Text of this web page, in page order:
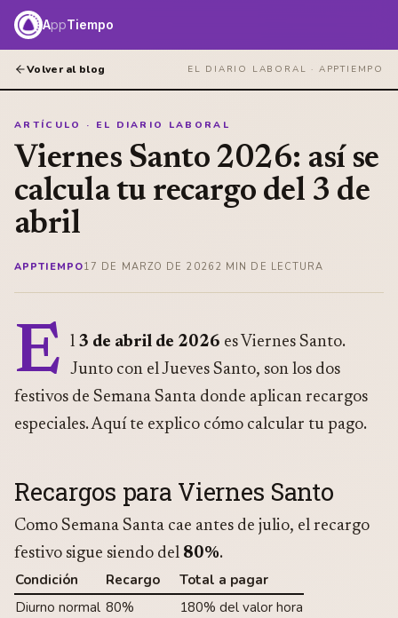
AppTiempo
Volver al blog EL DIARIO LABORAL · APPTIEMPO
ARTÍCULO · EL DIARIO LABORAL
Viernes Santo 2026: así se
calcula tu recargo del 3 de
abril
APPTIEMPO17 DE MARZO DE 2026 2 MIN DE LECTURA
E l 3 de abril de 2026 es Viernes Santo.
Junto con el Jueves Santo, son los dos
festivos de Semana Santa donde aplican recargos
especiales. Aquí te explico cómo calcular tu pago.
Recargos para Viernes Santo
Como Semana Santa cae antes de julio, el recargo
festivo sigue siendo del 80%.
Condición Recargo
Total a pagar
Diurno normal 80%
180% del valor hora